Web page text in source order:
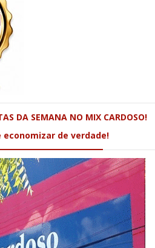
DA SEMANA NO MIX CARDOSO!
economizar de verdade!